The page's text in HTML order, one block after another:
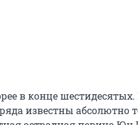
в конце шестидесятых.
известны абсолютно